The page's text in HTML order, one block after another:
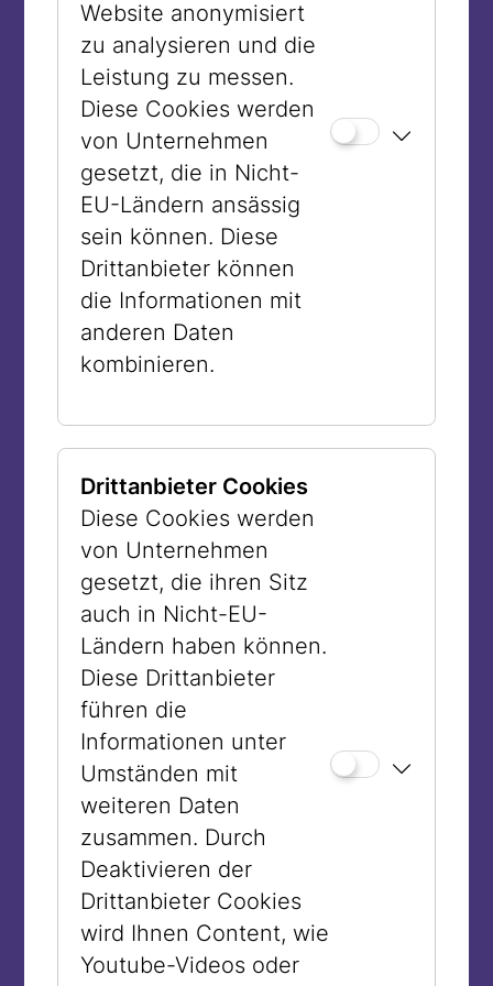
Wenn wir am 27. Jänner den Opfern des
Holocaust gedenken, sollten wir das
nicht vergessen.
Gedenken können Sie heuer mit einer
ganz besonderen Veranstaltungsreihe
des Jüdischen Museums: Wir leben
heute in einer Zeit der Post-
Zeitzeugenschaft. Die meisten
Menschen, die von den Verbrechen der
Nationalsozialisten und ihrem eigenen
bereits verstorben. Jene, die es noch
gibt, waren zu dieser Zeit Kinder. Aber
die Überlebenden haben uns eines
hinterlassen: Ihre Erinnerungen. Aus
diesen Erinnerungen lesen bis zum 17.
Februar Schauspieler:innen vom
Burgtheater, Theater in der Josefstadt,
Schauspielhaus und Volkstheater – alle
Termine finden Sie hier:
Erinnerungen. „Gelesene Erinnerungen“,
wie die Veranstaltungsreihe heißt,
vermitteln viel mehr als der reine Text.
Die vorlesenden Schauspieler:innen
werden zu Botschafter:innen der
Überlebenden. Ihre Stimme, ihre
Interpretation lassen die Erinnerungen
lebendig werden, machen sie
unmittelbar und daher auch emotional
Website anonymisiert
zu analysieren und die
Leistung zu messen.
Diese Cookies werden
von Unternehmen
gesetzt, die in Nicht-
EU-Ländern ansässig
sein können. Diese
Drittanbieter können
die Informationen mit
anderen Daten
kombinieren.
Drittanbieter Cookies
Diese Cookies werden
von Unternehmen
gesetzt, die ihren Sitz
auch in Nicht-EU-
Ländern haben können.
Diese Drittanbieter
führen die
Informationen unter
Umständen mit
weiteren Daten
zusammen. Durch
Deaktivieren der
Drittanbieter Cookies
wird Ihnen Content, wie
Youtube-Videos oder